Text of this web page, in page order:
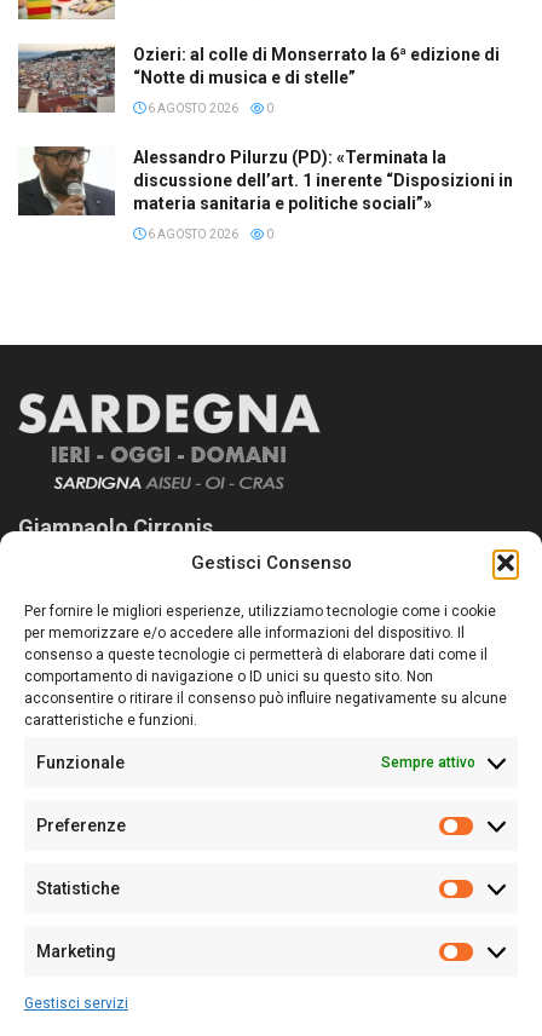
Gestisci Consenso
Per fornire le migliori esperienze, utilizziamo tecnologie come i cookie
per memorizzare e/o accedere alle informazioni del dispositivo. Il
consenso a queste tecnologie ci permetterà di elaborare dati come il
comportamento di navigazione o ID unici su questo sito. Non
acconsentire o ritirare il consenso può influire negativamente su alcune
caratteristiche e funzioni.
Funzionale Sempre attivo
Preferenze
Statistiche
Marketing
Gestisci servizi
Ozieri: al colle di Monserrato la 6ª edizione di
“Notte di musica e di stelle”
6 AGOSTO 2026 0
Alessandro Pilurzu (PD): «Terminata la
discussione dell’art. 1 inerente “Disposizioni in
materia sanitaria e politiche sociali”»
6 AGOSTO 2026 0
Giampaolo Cirronis
Sardegna Ieri-Oggi-Domani nasce per informare “liberamente” i
lettori su quanto accade in Sardegna, con un occhio rivolto al
nostro passato e, soprattutto, al nostro futuro
Follow Us
Sede:Via Cristoforo Colombo 09013 Carbonia
Partita IVA02270380922
128/2020 del 10/02/2020
Per la Pubblicità: